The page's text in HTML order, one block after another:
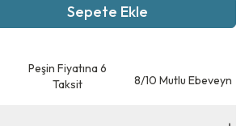
Sepete Ekle
Peşin Fiyatına 6
Taksit
8/10 Mutlu Ebeveyn